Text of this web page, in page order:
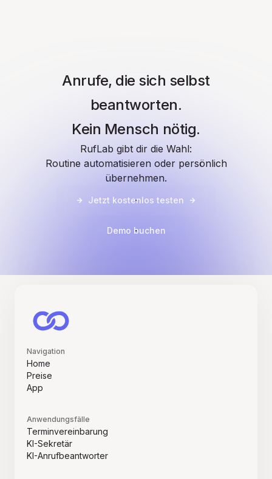
Anrufe, die sich selbst
beantworten.
Kein Mensch nötig.
RufLab gibt dir die Wahl:
Routine automatisieren oder persönlich
übernehmen.
Jetzt kostenlos testen
Demo buchen
Navigation
Home
Preise
App
Anwendungsfälle
Terminvereinbarung
KI-Sekretär
KI-Anrufbeantworter